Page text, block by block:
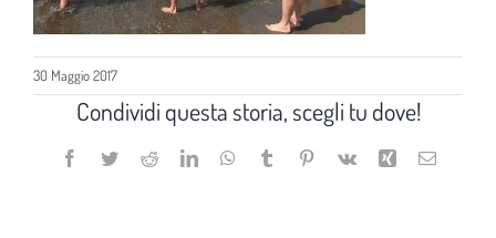
30 Maggio 2017
Condividi questa storia, scegli tu dove!
Facebook
TwitterRedditLinkedInWhatsApp
TumblrPinterest
Vk Xing Email